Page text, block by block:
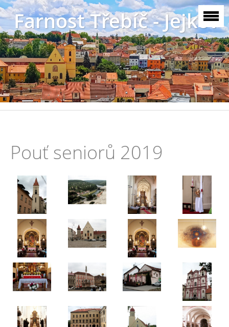
Farnost Třebíč - Jejkov
Pouť seniorů 2019